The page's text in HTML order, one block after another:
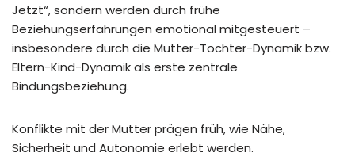
Jetzt“, sondern werden durch frühe
Beziehungserfahrungen emotional mitgesteuert –
insbesondere durch die Mutter-Tochter-Dynamik bzw.
Eltern-Kind-Dynamik als erste zentrale
Bindungsbeziehung.
Konflikte mit der Mutter prägen früh, wie Nähe,
Sicherheit und Autonomie erlebt werden.